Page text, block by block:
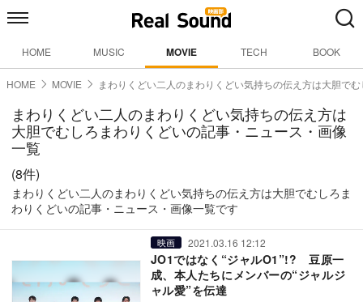
HOME MUSIC MOVIE TECH BOOK
HOME MOVIE まわりくどい二人のまわりくどい気持ちの伝え方は大胆で
まわりくどい二人のまわりくどい気持ちの伝え方は
大胆でむしろまわりくどいの記事・ニュース・画像
一覧
(8件)
まわりくどい二人のまわりくどい気持ちの伝え方は大胆でむしろま
わりくどいの記事・ニュース・画像一覧です
映画 2021.03.16 12:12
JO1ではなく“ジャルO1”!? 豆原一
成、本人たちにメンバーの“ジャルジ
ャル愛”を伝達